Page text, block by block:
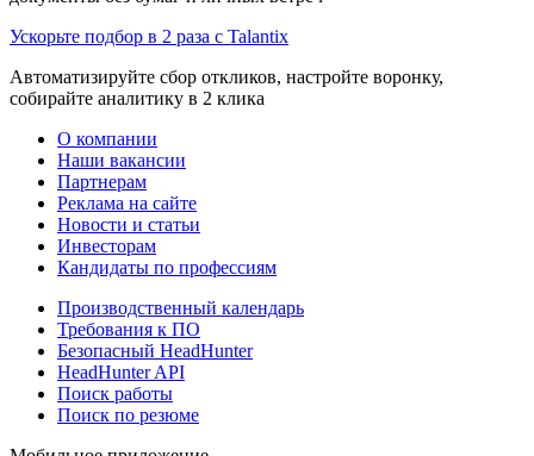
Ускорьте подбор в 2 раза с Talantix
Автоматизируйте сбор откликов, настройте воронку,
собирайте аналитику в 2 клика
О компании
Наши вакансии
Партнерам
Реклама на сайте
Новости и статьи
Инвесторам
Кандидаты по профессиям
Производственный календарь
Требования к ПО
Безопасный HeadHunter
HeadHunter API
Поиск работы
Поиск по резюме